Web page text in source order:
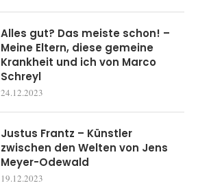
Alles gut? Das meiste schon! –
Meine Eltern, diese gemeine
Krankheit und ich von Marco
Schreyl
24.12.2023
Justus Frantz – Künstler
zwischen den Welten von Jens
Meyer-Odewald
19.12.2023